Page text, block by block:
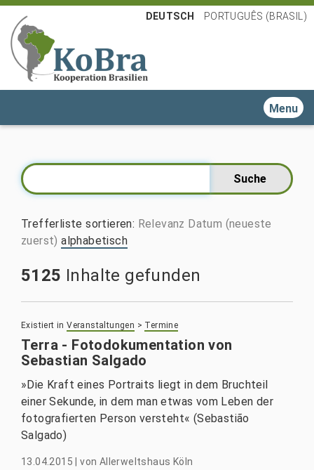
DEUTSCH PORTUGUÊS (BRASIL)
Toggle
Trefferliste sortieren: Relevanz Datum (neueste
zuerst) alphabetisch
5125 Inhalte gefunden
Existiert in Veranstaltungen > Termine
Terra - Fotodokumentation von
Sebastian Salgado
»Die Kraft eines Portraits liegt in dem Bruchteil
einer Sekunde, in dem man etwas vom Leben der
fotografierten Person versteht« (Sebastião
Salgado)
13.04.2015 |von Allerweltshaus Köln